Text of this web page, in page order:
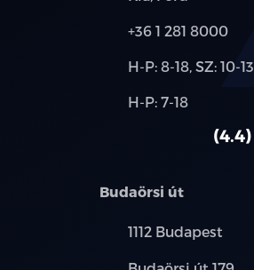
Telefon:
+36 1 281 8000
Új-
használt
H-P: 8-18, SZ: 10-13
Alkatrész,
H-P: 7-18
4.4
Budaörsi út
Település:
1112 Budapest
Cím: